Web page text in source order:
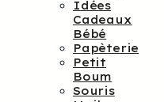
Idées
Cadeaux
Bébé
Papèterie
Petit
Boum
Souris